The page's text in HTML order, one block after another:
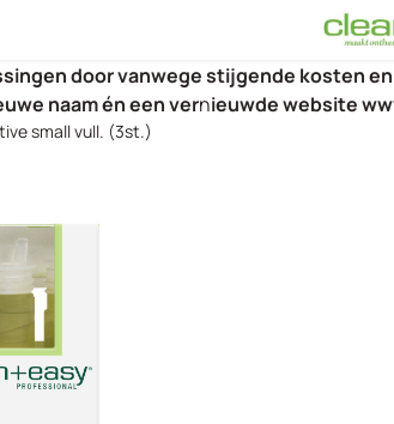
door vanwege stijgende kosten
naam én een vernieuwde website
small vull. (3st.)